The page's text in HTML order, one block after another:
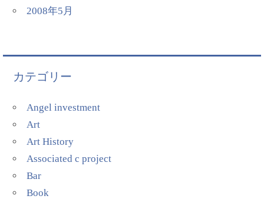
2008年5月
カテゴリー
Angel investment
Art
Art History
Associated c project
Bar
Book